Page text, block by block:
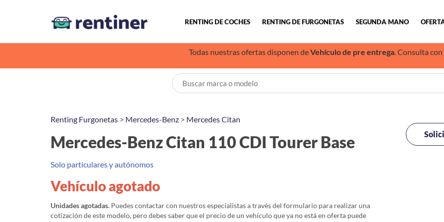
RENTING DE COCHES RENTING DE FURGONETAS SEGUNDA MANO
Todas nuestras ofertas disponen deVehículo de pre entrega. Consulta
Renting Furgonetas > Mercedes-Benz > Mercedes Citan
Mercedes-Benz Citan 110 CDI Tourer Base
Solo particulares y autónomos
Vehículo agotado
Unidades agotadas. Puedes contactar con nuestros especialistas a través del formulario para realizar una
cotización de este modelo, pero debes saber que el precio de un vehículo que ya no está en oferta puede